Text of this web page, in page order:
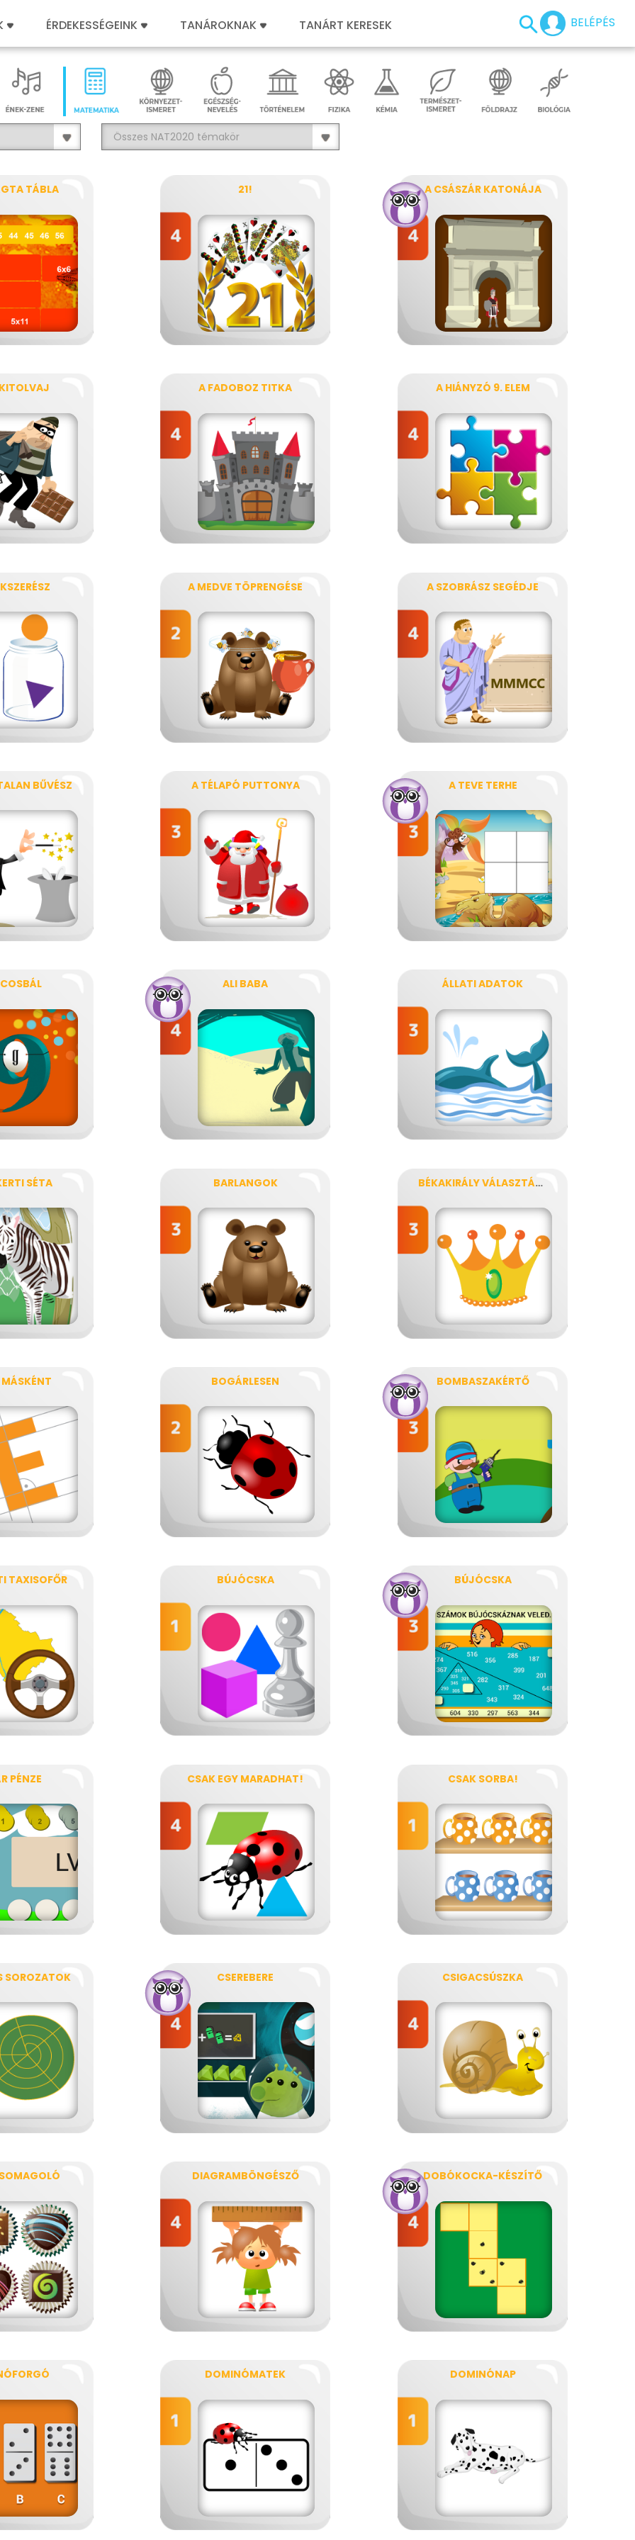
BELÉPÉS
ÉRDEKESSÉGEINK TANÁROKNAK TANÁRT KERESEK
TÁBLA 21! A CSÁSZÁR KATONÁJA
A FADOBOZ TITKA A HIÁNYZÓ 9. ELEM
A MEDVE TÖPRENGÉSE A SZOBRÁSZ SEGÉDJE
BŰVÉSZ A TÉLAPÓ PUTTONYA A TEVE TERHE
ALI BABA ÁLLATI ADATOK
SÉTA BARLANGOK BÉKAKIRÁLY VÁLASZTÁSA
BOGÁRLESEN BOMBASZAKÉRTŐ
TAXISOFŐR BÚJÓCSKA BÚJÓCSKA
PÉNZE CSAK EGY MARADHAT! CSAK SORBA!
SOROZATOK CSEREBERE CSIGACSÚSZKA
DIAGRAMBÖNGÉSZŐ DOBÓKOCKA-KÉSZÍTŐ
DOMINÓMATEK DOMINÓNAP